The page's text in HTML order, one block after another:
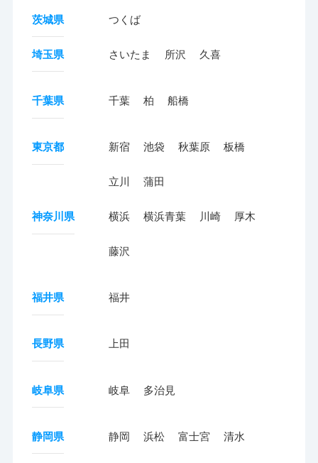
茨城県 つくば
埼玉県 さいたま 所沢 久喜
千葉県 千葉 柏 船橋
東京都 新宿 池袋 秋葉原 板橋
立川 蒲田
神奈川県 横浜 横浜青葉 川崎 厚木
藤沢
福井県 福井
長野県 上田
岐阜県 岐阜 多治見
静岡県 静岡 浜松 富士宮 清水